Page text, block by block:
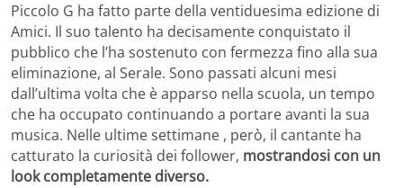
Piccolo G ha fatto parte della ventiduesima edizione di
Amici. Il suo talento ha decisamente conquistato il
pubblico che l’ha sostenuto con fermezza fino alla sua
eliminazione, al Serale. Sono passati alcuni mesi
dall’ultima volta che è apparso nella scuola, un tempo
che ha occupato continuando a portare avanti la sua
musica. Nelle ultime settimane , però, il cantante ha
catturato la curiosità dei follower, mostrandosi con un
look completamente diverso.